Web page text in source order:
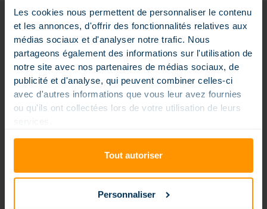
Les cookies nous permettent de personnaliser le contenu
et les annonces, d'offrir des fonctionnalités relatives aux
médias sociaux et d'analyser notre trafic. Nous
partageons également des informations sur l'utilisation de
notre site avec nos partenaires de médias sociaux, de
publicité et d'analyse, qui peuvent combiner celles-ci
avec d'autres informations que vous leur avez fournies
ou qu'ils ont collectées lors de votre utilisation de leurs
services.
Tout autoriser
Personnaliser
UN EXPERT POUR VOTRE PROJET